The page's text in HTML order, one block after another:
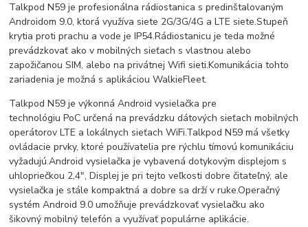
Talkpod N59 je profesionálna rádiostanica s predinštalovaným
Androidom 9.0, ktorá využíva siete 2G/3G/4G a LTE siete.Stupeň
krytia proti prachu a vode je IP54.Rádiostanicu je teda možné
prevádzkovať ako v mobilných sieťach s vlastnou alebo
zapožičanou SIM, alebo na privátnej Wifi sieti.Komunikácia tohto
zariadenia je možná s aplikáciou WalkieFleet.
Talkpod N59 je výkonná Android vysielačka pre
technológiu PoC určená na prevádzku dátových sieťach mobilných
operátorov LTE a lokálnych sieťach WiFi.Talkpod N59 má všetky
ovládacie prvky, ktoré používatelia pre rýchlu tímovú komunikáciu
vyžadujú.Android vysielačka je vybavená dotykovým displejom s
uhlopriečkou 2,4″, Displej je pri tejto veľkosti dobre čitateľný, ale
vysielačka je stále kompaktná a dobre sa drží v ruke.Operačný
systém Android 9.0 umožňuje prevádzkovať vysielačku ako
šikovný mobilný telefón a využívať populárne aplikácie.